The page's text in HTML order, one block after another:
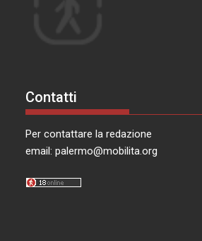
Contatti
Per contattare la redazione
email:palermo@mobilita.org